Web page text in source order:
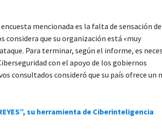
mencionada es la falta de sensación de
considera que su organización está «muy
Para terminar, según el informe, es
con el apoyo de los gobiernos
consultados consideró que su país ofrece un
su herramienta de Ciberinteligencia